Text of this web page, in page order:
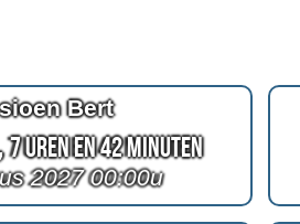
Bert
7 Uren en 42 Minuten
2027 00:00u